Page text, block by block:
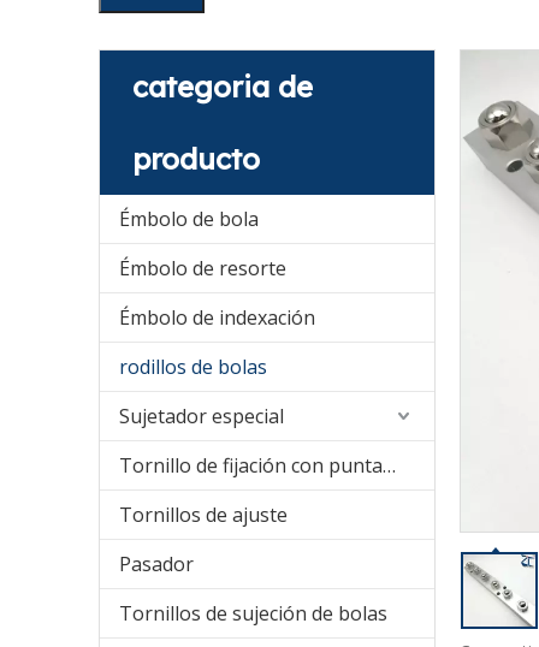
categoria de
producto
Émbolo de bola
Émbolo de resorte
Émbolo de indexación
rodillos de bolas
Sujetador especial
Tornillo de fijación con punta de nailon
Tornillos de ajuste
Pasador
Tornillos de sujeción de bolas